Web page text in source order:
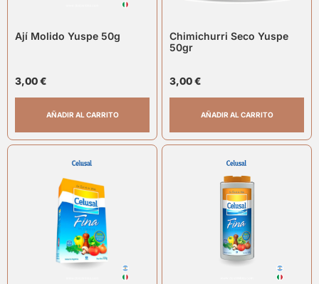
Ají Molido Yuspe 50g
3,00€
AÑADIR AL CARRITO
Chimichurri Seco Yuspe
50gr
3,00€
AÑADIR AL CARRITO